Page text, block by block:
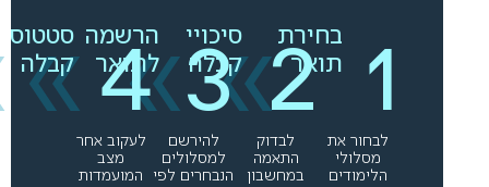
בחירת
תואר »
לבחור את
הלימודים
סיכויי
קבלה»
לבדוק
התאמה
במחשבון
הרשמה
לתואר »
להירשם
למסלולים
הנבחרים לפי
סטטוס
קבלה
לעקוב אחר
מצב
המועמדות